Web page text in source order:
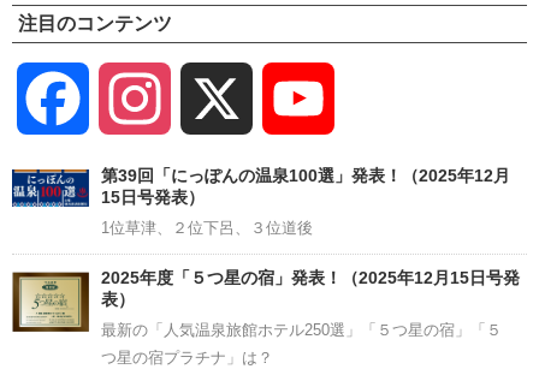
注目のコンテンツ
Facebook Instagram
Channel
第39回「にっぽんの温泉100選」発表！（2025年12月
15日号発表）
1位草津、２位下呂、３位道後
2025年度「５つ星の宿」発表！（2025年12月15日号発
表）
最新の「人気温泉旅館ホテル250選」「５つ星の宿」「５
つ星の宿プラチナ」は？